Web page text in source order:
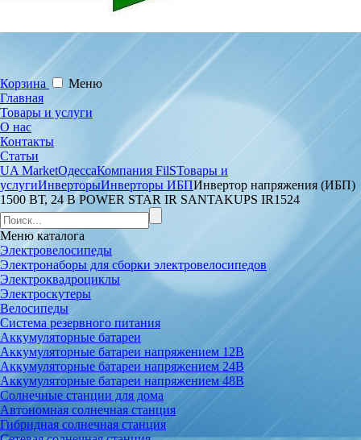
Корзина
Меню
Главная
Товары и услуги
О нас
Контакты
Статьи
UA MarketОдессаКомпания FilSТовары и
услугиИнверторыИнверторы ИБПИнвертор напряжения (ИБП)
1500 ВТ, 24 В POWER STAR IR SANTAKUPS IR1524
Менюкаталога
Электровелосипеды
Электронаборы для сборки электровелосипедов
Электроквадроциклы
Электроскутеры
Велосипеды
Система резервного питания
Аккумуляторные батареи
Аккумуляторные батареи напряжением 12В
Аккумуляторные батареи напряжением 24В
Аккумуляторные батареи напряжением 48В
Солнечные станции для дома
Автономная солнечная станция
Гибридная солнечная станция